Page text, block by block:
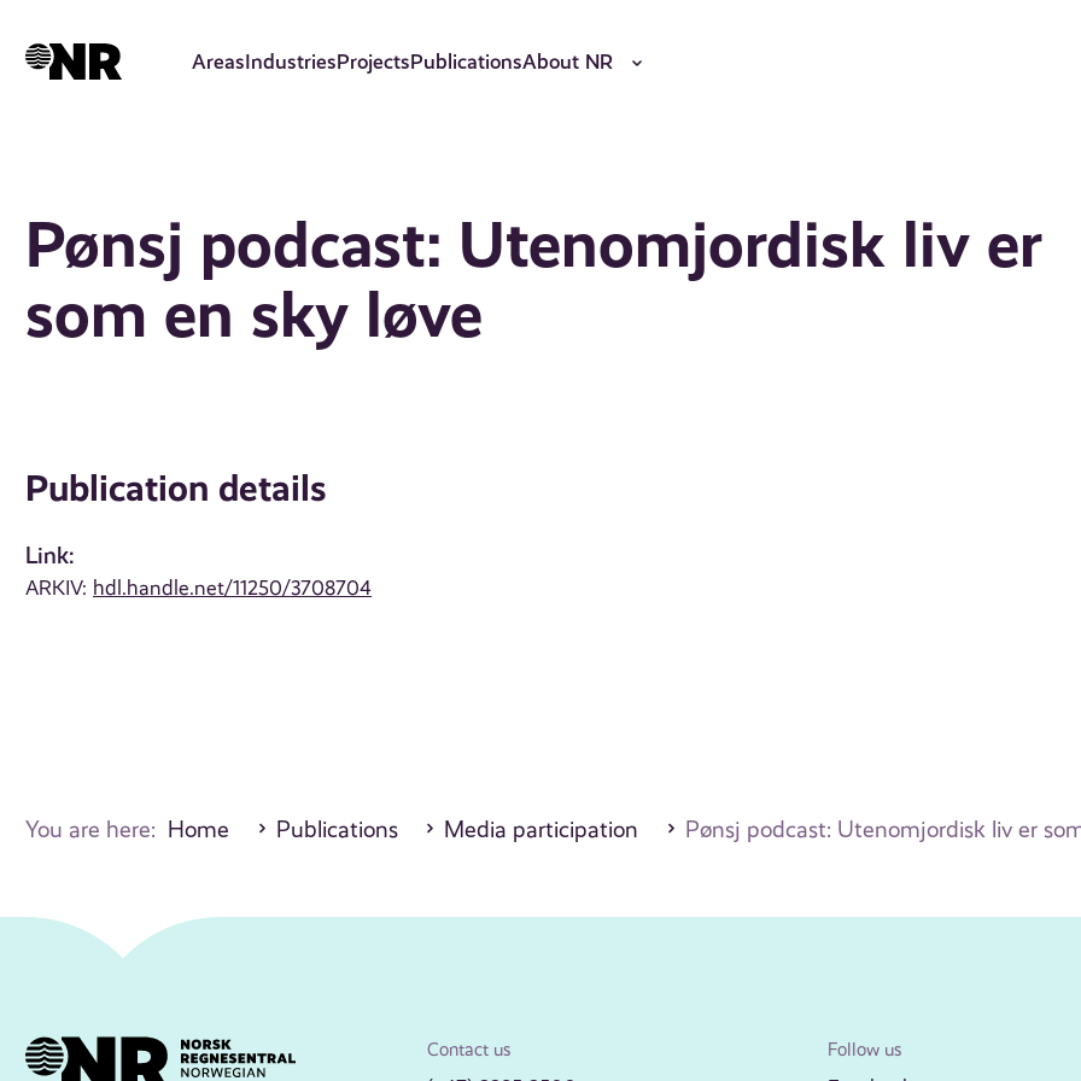
AreasIndustriesProjectsPublicationsAbout NR
Pønsj podcast: Utenomjordisk liv er
som en sky løve
Publication details
Link:
ARKIV: hdl.handle.net/11250/3708704
You are here: Home Publications Media participation Pønsj podcast: Utenomjordisk liv er
Contact us Follow us